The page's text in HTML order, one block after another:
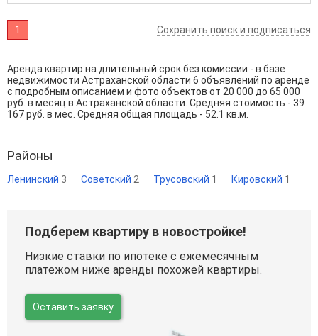
1 Сохранить поиск и подписаться
Аренда квартир на длительный срок без комиссии - в базе
недвижимости Астраханской области 6 объявлений по аренде
с подробным описанием и фото объектов от 20 000 до 65 000
руб. в месяц в Астраханской области. Средняя стоимость - 39
167 руб. в мес. Средняя общая площадь - 52.1 кв.м.
Районы
Ленинский 3 Советский 2 Трусовский 1 Кировский 1
Подберем квартиру в новостройке!
Низкие ставки по ипотеке с ежемесячным
платежом ниже аренды похожей квартиры.
Оставить заявку